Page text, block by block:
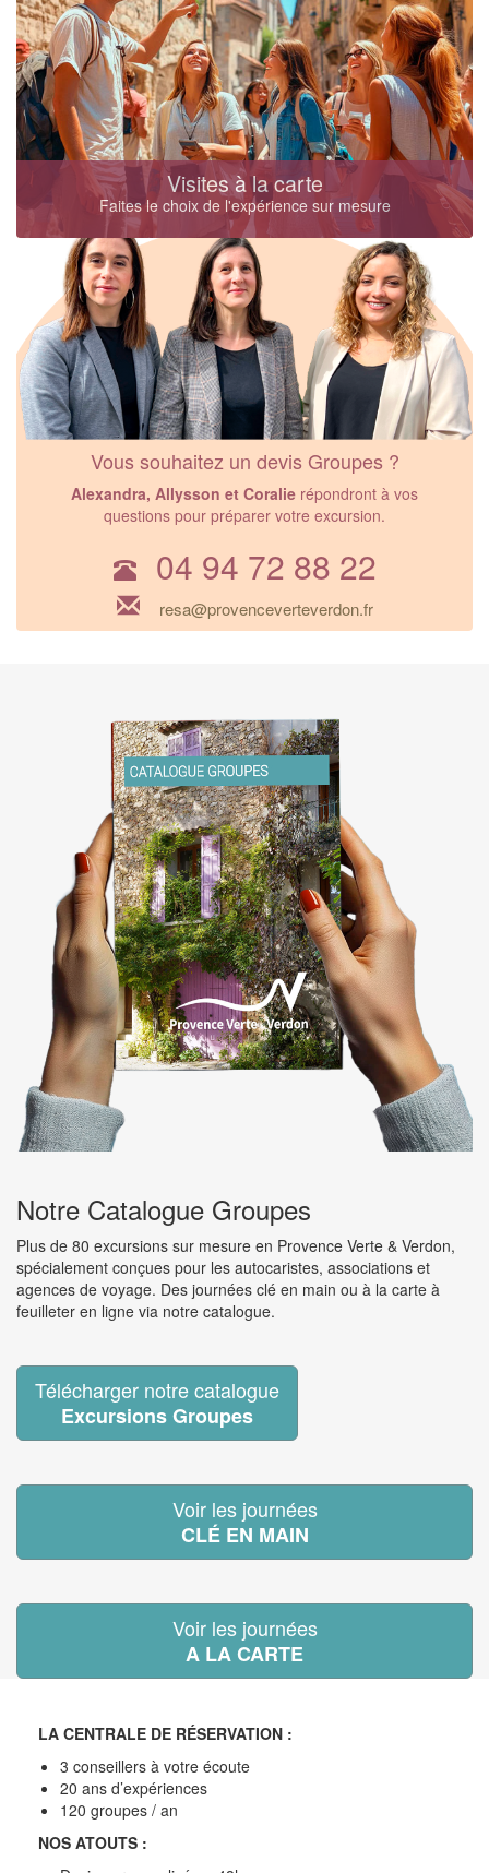
Visites à la carte
Faites le choix de l'expérience sur mesure
Vous souhaitez un devis Groupes ?
Alexandra, Allysson et Coralie répondront à vos
questions pour préparer votre excursion.
04 94 72 88 22
resa@provenceverteverdon.fr
Notre Catalogue Groupes
Plus de 80 excursions sur mesure en Provence Verte & Verdon,
spécialement conçues pour les autocaristes, associations et
agences de voyage. Des journées clé en main ou à la carte à
feuilleter en ligne via notre catalogue.
Télécharger notre catalogue
Excursions Groupes
Voir les journées
CLÉ EN MAIN
Voir les journées
A LA CARTE
LA CENTRALE DE RÉSERVATION :
3 conseillers à votre écoute
20 ans d’expériences
120 groupes / an
NOS ATOUTS :